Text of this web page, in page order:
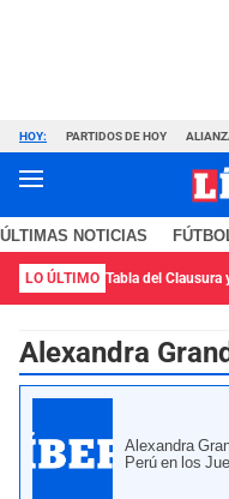
HOY: PARTIDOS DE HOY
ÚLTIMAS NOTICIAS
LO ÚLTIMO Tabla del Clausura
Alexandra
Alexandra
Perú en los